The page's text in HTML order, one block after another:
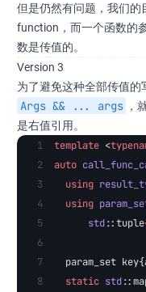
但是仍然有问题，我们的
function，而一个函数的
数是传值的。
Version 3
为了避免这种全部传值的
Args && ... args ，
是右值引用。
template <
auto
  using
  using
      std
::tuple
param_set
  static
std